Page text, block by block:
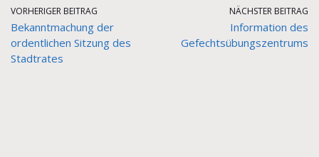
VORHERIGER BEITRAG
Bekanntmachung der
ordentlichen Sitzung des
Stadtrates
NÄCHSTER BEITRAG
Information des
Gefechtsübungszentrums